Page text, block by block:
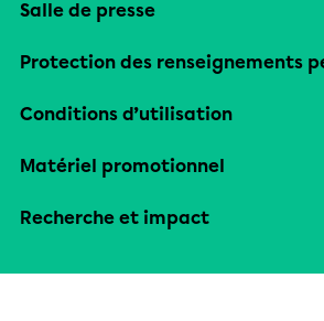
Salle de presse
Protection des renseignements
Conditions d’utilisation
Matériel promotionnel
Recherche et impact